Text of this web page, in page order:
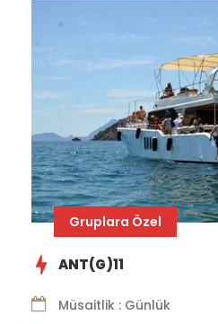
Gruplara Özel
ANT(G)11
Müsaitlik : Günlük